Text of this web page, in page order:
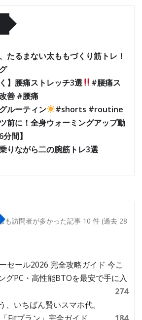
たるまない太ももづくり筋トレ！
】腰痛ストレッチ3選
#腰痛ス
善 #腰痛
ルーティン
#shorts #routine
前に！全身ウォーミングアップ動
間】
りながら二の腕筋トレ3選
最も訪問者が多かった記事 10 件 (過去 28
セール2026 完全攻略ガイド 今こ
グPC・高性能BTOを最安で手に入
274
、いちばん賢いスマホ代。